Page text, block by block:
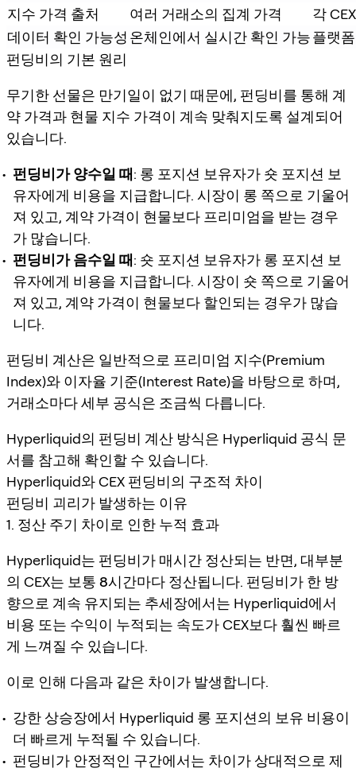
지수 가격 출처
여러 거래소의 집계 가격
각
데이터 확인 가능성 온체인에서 실시간 확인 가능플랫
펀딩비의 기본 원리
무기한 선물은 만기일이 없기 때문에, 펀딩비를 통해 계
약 가격과 현물 지수 가격이 계속 맞춰지도록 설계되어
있습니다.
펀딩비가 양수일 때: 롱 포지션 보유자가 숏 포지션 보
유자에게 비용을 지급합니다. 시장이 롱 쪽으로 기울어
져 있고, 계약 가격이 현물보다 프리미엄을 받는 경우
가 많습니다.
펀딩비가 음수일 때: 숏 포지션 보유자가 롱 포지션 보
유자에게 비용을 지급합니다. 시장이 숏 쪽으로 기울어
져 있고, 계약 가격이 현물보다 할인되는 경우가 많습
니다.
펀딩비 계산은 일반적으로 프리미엄 지수(Premium
Index)와 이자율 기준(Interest Rate)을 바탕으로 하며,
거래소마다 세부 공식은 조금씩 다릅니다.
Hyperliquid의 펀딩비 계산 방식은 Hyperliquid 공식 문
서를 참고해 확인할 수 있습니다.
Hyperliquid와 CEX 펀딩비의 구조적 차이
펀딩비 괴리가 발생하는 이유
1. 정산 주기 차이로 인한 누적 효과
Hyperliquid는 펀딩비가 매시간 정산되는 반면, 대부분
의 CEX는 보통 8시간마다 정산됩니다. 펀딩비가 한 방
향으로 계속 유지되는 추세장에서는 Hyperliquid에서
비용 또는 수익이 누적되는 속도가 CEX보다 훨씬 빠르
게 느껴질 수 있습니다.
이로 인해 다음과 같은 차이가 발생합니다.
강한 상승장에서 Hyperliquid 롱 포지션의 보유 비용이
더 빠르게 누적될 수 있습니다.
펀딩비가 안정적인 구간에서는 차이가 상대적으로 제